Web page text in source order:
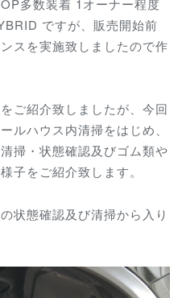
多数装着 1オーナー程度
ですが、販売開始前
スを実施致しましたので作
をご紹介致しましたが、今回
ルハウス内清掃をはじめ、
掃・状態確認及びゴム類や
子をご紹介致します。
状態確認及び清掃から入り